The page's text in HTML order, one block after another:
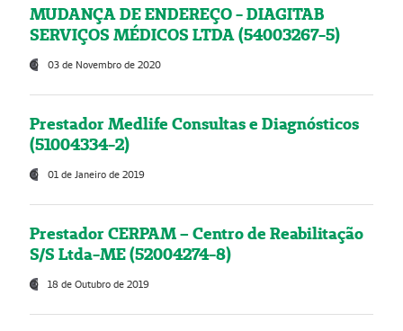
MUDANÇA DE ENDEREÇO - DIAGITAB
SERVIÇOS MÉDICOS LTDA (54003267-5)
03 de Novembro de 2020
Prestador Medlife Consultas e Diagnósticos
(51004334-2)
01 de Janeiro de 2019
Prestador CERPAM – Centro de Reabilitação
S/S Ltda-ME (52004274-8)
18 de Outubro de 2019